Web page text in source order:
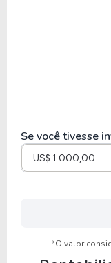
Se você tivesse
*O valor